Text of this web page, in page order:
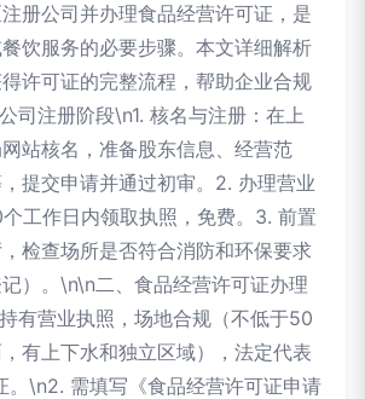
册公司并办理食品经营许可证，是
饮服务的必要步骤。本文详细解析
许可证的完整流程，帮助企业合规
司注册阶段\n1. 核名与注册：在上
站核名，准备股东信息、经营范
提交申请并通过初审。2. 办理营业
工作日内领取执照，免费。3. 前置
检查场所是否符合消防和环保要求
记）。\n\n二、食品经营许可证办理
有营业执照，场地合规（不低于50
有上下水和独立区域），法定代表
。\n2. 需填写《食品经营许可证申请